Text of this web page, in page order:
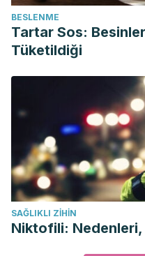
BESLENME
Tartar Sos:
Tüketildiği
SAĞLIKLI ZIHIN
Niktofili: